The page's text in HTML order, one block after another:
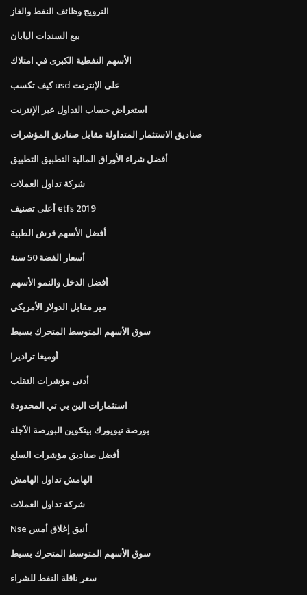
النرويج وظائف النفط والغاز
بيع السندات اليابان
الأسهم النفطية الكبرى في امتلاك
كيف تكسب usd على الإنترنت
استعراض حساب التداول عبر الإنترنت
صناديق الاستثمار المتداولة مقابل صناديق المؤشرات
أفضل شراء الأوراق المالية التطبيق التطبيق
شركة تداول العملات
أعلى تصنيف etfs 2019
أفضل الأسهم قرش الطبية
أسعار الفضة 50 سنة
أفضل الدخل والنمو الأسهم
مير مقابل الدولار الأمريكي
سوق الأسهم المتوسط ​​المتحرك بسيط
أوميغا تراديرا
أدنى مؤشرات التقلب
استثمارات الين بي تي المحدودة
بورصة نيويورك بيتكوين البورصة الآجلة
أفضل صناديق مؤشرات السلع
الهامش تداول الهامش
شركة تداول العملات
Nse أنيق إغلاق أمس
سوق الأسهم المتوسط ​​المتحرك بسيط
سعر ناقلة النفط للشراء